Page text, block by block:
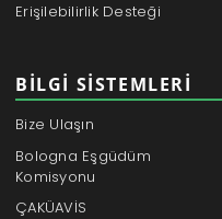
Erişilebilirlik Desteği
BILGI SISTEMLERI
Bize Ulaşın
Bologna Eşgüdüm
Komisyonu
ÇAKÜAVİS